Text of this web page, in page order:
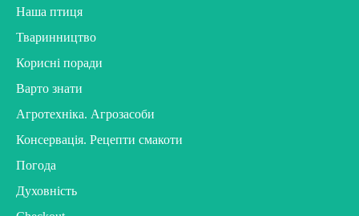
Наша птиця
Тваринництво
Корисні поради
Варто знати
Агротехніка. Агрозасоби
Консервація. Рецепти смакоти
Погода
Духовність